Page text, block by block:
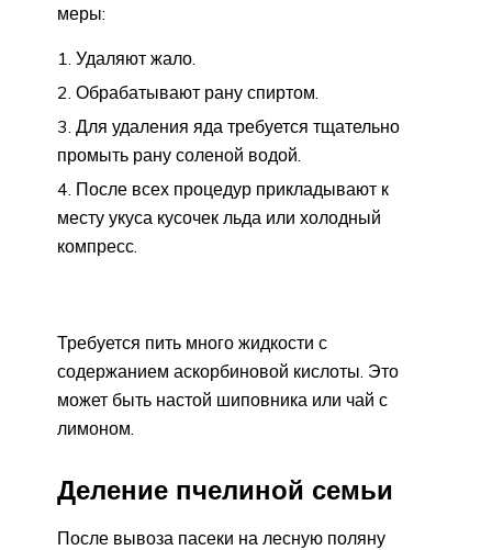
меры:
Удаляют жало.
Обрабатывают рану спиртом.
Для удаления яда требуется тщательно
промыть рану соленой водой.
После всех процедур прикладывают к
месту укуса кусочек льда или холодный
компресс.
Требуется пить много жидкости с
содержанием аскорбиновой кислоты. Это
может быть настой шиповника или чай с
лимоном.
Деление пчелиной семьи
После вывоза пасеки на лесную поляну